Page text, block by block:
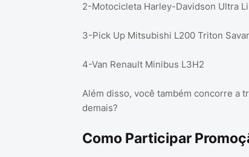
2-Motocicleta Harley-Davidson Ultra
3-Pick Up Mitsubishi L200 Triton
4-Van Renault Minibus L3H2
Além disso, você também concorre a
demais?
Como Participar